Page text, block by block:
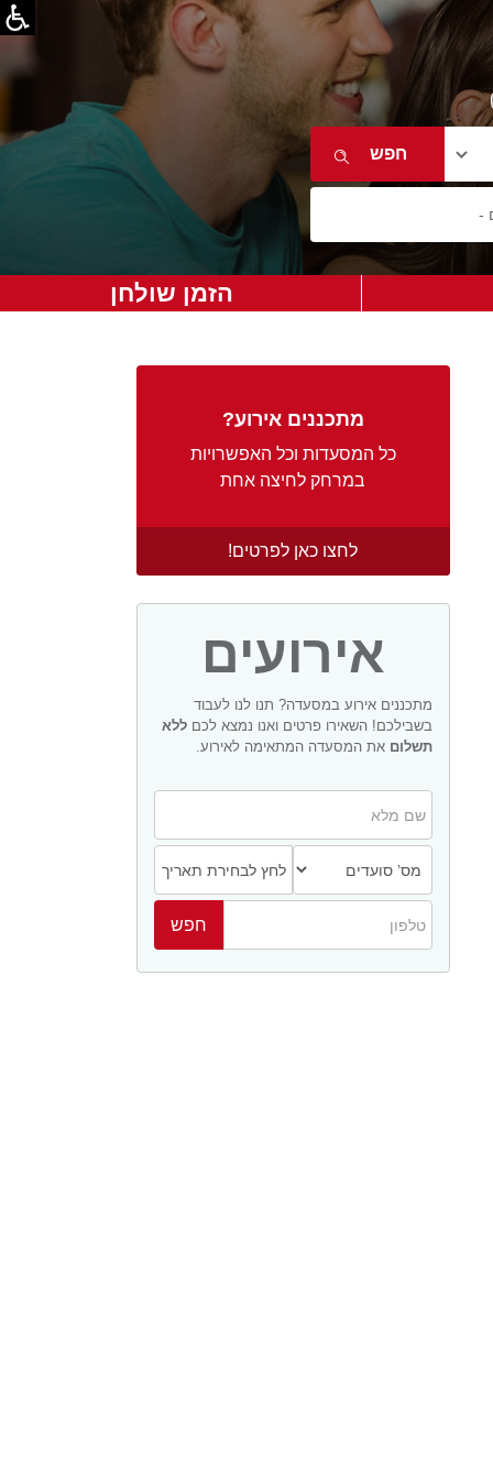
הזמן שולחן
מתכננים אירוע?
כל המסעדות וכל האפשרויות
במרחק לחיצה אחת
לחצו כאן לפרטים!
אירועים
מתכננים אירוע במסעדה? תנו לנו לעבוד
בשבילכם! השאירו פרטים ואנו נמצא לכם ללא
תשלום את המסעדה המתאימה לאירוע.